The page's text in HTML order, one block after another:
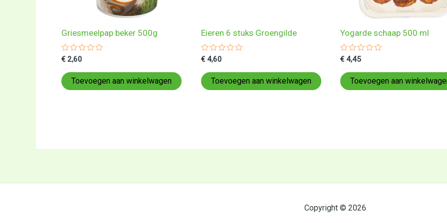
Griesmeelpap beker 500g
Gewaardeerd
uit
5
€ 2,60
Toevoegen aan winkelwagen
Eieren 6 stuks Groengilde
Gewaardeerd
uit
5
€4,60
Toevoegen aan winkelwagen
Yogarde schaap 500 ml
Gewaardeerd
uit
5
€ 4,45
Toevoegen aan
Copyright © 2026